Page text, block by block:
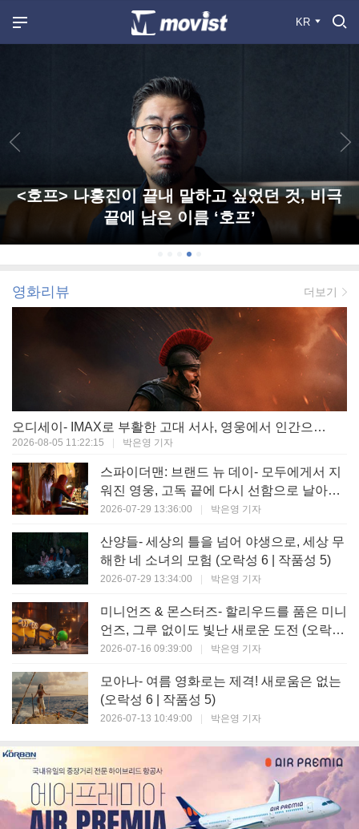
KR
<호프> 나홍진이 끝내 말하고 싶었던 것, 비극
끝에 남은 이름 ‘호프’
영화리뷰 더보기
오디세이- IMAX로 부활한 고대 서사, 영웅에서 인간으로의 귀환 (오락성 9 | 작품성 9)
2026-08-05 11:22:15 박은영 기자
스파이더맨: 브랜드 뉴 데이- 모두에게서 지
워진 영웅, 고독 끝에 다시 선함으로 날아오
르다 (오락성 8 | 작품성 8)
2026-07-29 13:36:00 박은영 기자
산양들- 세상의 틀을 넘어 야생으로, 세상 무
해한 네 소녀의 모험 (오락성 6 | 작품성 5)
2026-07-29 13:34:00 박은영 기자
미니언즈 & 몬스터즈- 할리우드를 품은 미니
언즈, 그루 없이도 빛난 새로운 도전 (오락성
7 | 작품성 6)
2026-07-16 09:39:00 박은영 기자
모아나- 여름 영화로는 제격! 새로움은 없는
(오락성 6 | 작품성 5)
2026-07-13 10:49:00 박은영 기자